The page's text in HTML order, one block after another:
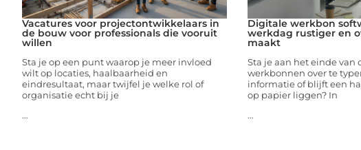
Vacatures voor projectontwikkelaars in
de bouw voor professionals die vooruit
willen
Sta je op een punt waarop je meer invloed
wilt op locaties, haalbaarheid en
eindresultaat, maar twijfel je welke rol of
organisatie echt bij je
...
Digitale werkbon
werkdag rustiger en
maakt
Sta je aan het einde van
werkbonnen over te
informatie of blijft een
op papier liggen? In
...